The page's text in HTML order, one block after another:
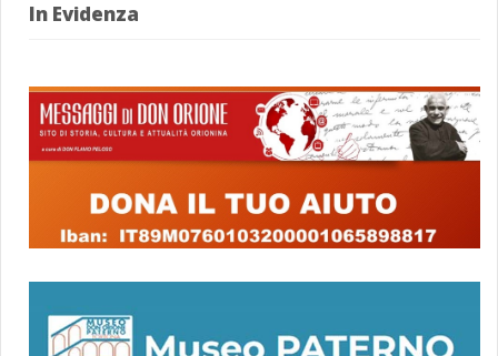
In Evidenza